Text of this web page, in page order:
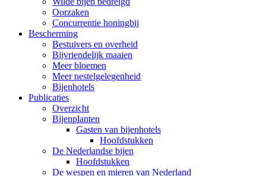
Oorzaken
Concurrentie honingbij
Bescherming
Bestuivers en overheid
Bijvriendelijk maaien
Meer bloemen
Meer nestelgelegenheid
Bijenhotels
Publicaties
Overzicht
Bijenplanten
Gasten van bijenhotels
Hoofdstukken
De Nederlandse bijen
Hoofdstukken
De wespen en mieren van Nederland